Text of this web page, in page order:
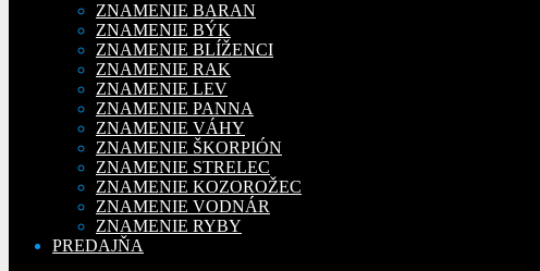
ZNAMENIE BARAN
ZNAMENIE BÝK
ZNAMENIE BLÍŽENCI
ZNAMENIE RAK
ZNAMENIE LEV
ZNAMENIE PANNA
ZNAMENIE VÁHY
ZNAMENIE ŠKORPIÓN
ZNAMENIE STRELEC
ZNAMENIE KOZOROŽEC
ZNAMENIE VODNÁR
ZNAMENIE RYBY
PREDAJŇA